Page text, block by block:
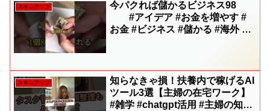
スキルアップ
今パクれば儲かるビジネス98
#アイデア #お金を増やす #
お金 #ビジネス #儲かる #海外 #
スキルアップ
知らなきゃ損！扶養内で稼げるAI
ツール3選【主婦の在宅ワーク】
#雑学 #chatgpt活用 #主婦の知恵